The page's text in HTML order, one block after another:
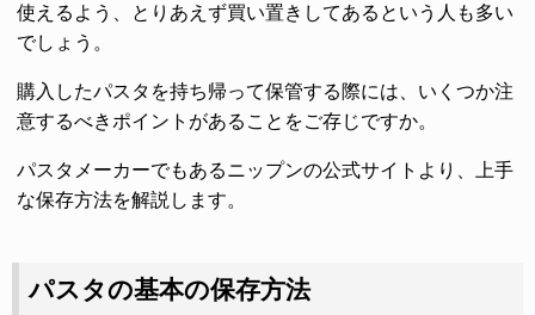
使えるよう、とりあえず買い置きしてあるという人も多い
でしょう。
購入したパスタを持ち帰って保管する際には、いくつか注
意するべきポイントがあることをご存じですか。
パスタメーカーでもあるニップンの公式サイトより、上手
な保存方法を解説します。
パスタの基本の保存方法